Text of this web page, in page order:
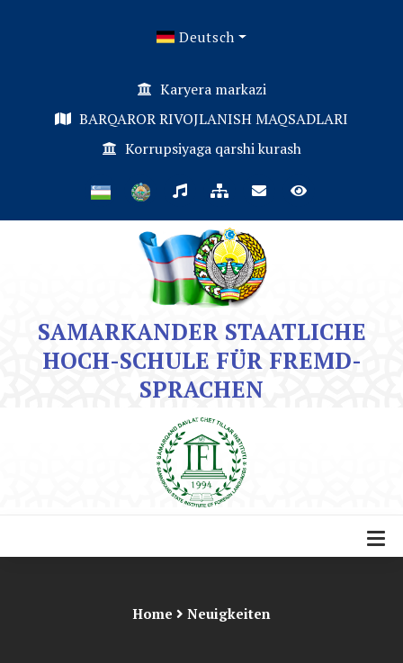
Deutsch
Karyera markazi
BARQAROR RIVOJLANISH MAQSADLARI
Korrupsiyaga qarshi kurash
SAMARKANDER STAATLICHE
HOCH-SCHULE FÜR FREMD-
SPRACHEN
Home Neuigkeiten